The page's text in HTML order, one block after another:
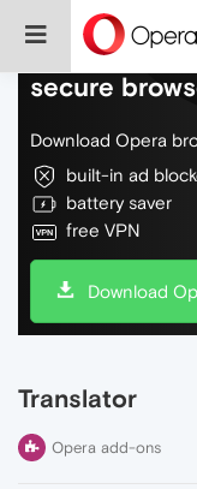
Do more on
secure
Download Opera
built-in ad
battery saver
free VPN
Download
Translator
Opera add-ons